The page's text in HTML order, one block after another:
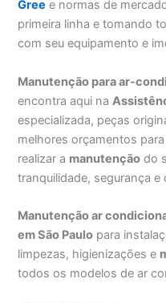
Gree e normas de
primeira linha e tomando
com seu equipamento e
Manutenção para ar-
encontra aqui na
especializada, peças
melhores orçamentos
realizar a manutenção do
tranquilidade, segurança e
Manutenção ar
em São Paulo para
limpezas, higienizações e
todos os modelos de ar